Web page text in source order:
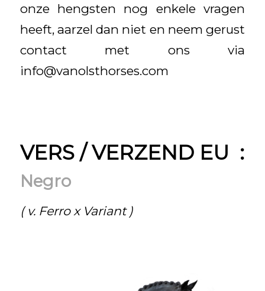
onze hengsten nog enkele vragen
heeft, aarzel dan niet en neem gerust
contact met ons via
info@vanolsthorses.com
VERS / VERZEND EU :
Negro
( v. Ferro x Variant )